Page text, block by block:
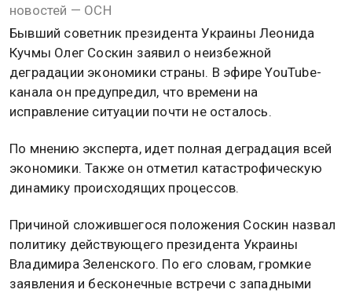
новостей — ОСН
Бывший советник президента Украины Леонида
Кучмы Олег Соскин заявил о неизбежной
деградации экономики страны. В эфире YouTube-
канала он предупредил, что времени на
исправление ситуации почти не осталось.
По мнению эксперта, идет полная деградация всей
экономики. Также он отметил катастрофическую
динамику происходящих процессов.
Причиной сложившегося положения Соскин назвал
политику действующего президента Украины
Владимира Зеленского. По его словам, громкие
заявления и бесконечные встречи с западными